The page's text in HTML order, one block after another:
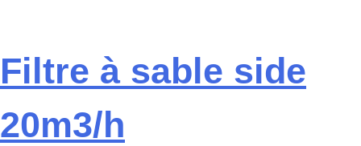
Filtre à sable side
20m3/h